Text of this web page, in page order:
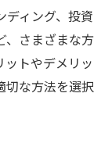
ディング、投資
、さまざまな方
ットやデメリッ
切な方法を選択